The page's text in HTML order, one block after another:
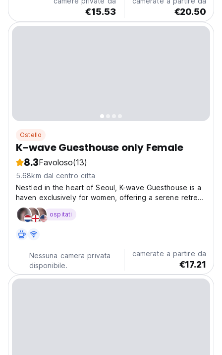
€15.53 €20.50
Ostello
K-wave Guesthouse only Female
8.3Favoloso(13)
5.68km dal centro citta
Nestled in the heart of Seoul, K-wave Guesthouse is a
haven exclusively for women, offering a serene retreat
in the bustling city. Our guesthouse is conveniently
located near key landmarks such as Hongdae Entrance
ospitati
Nessuna camera privata
disponibile.
camerate a partire da
€17.21